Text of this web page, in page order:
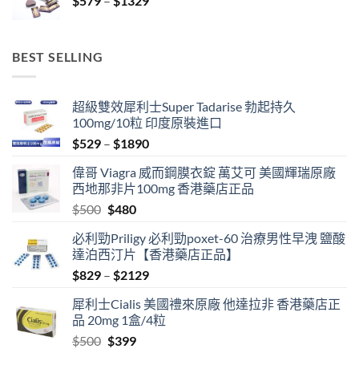
BEST SELLING
超級雙效犀利士Super Tadarise 勃起持久
100mg/10粒 印度原裝進口
$529 – $1890Price
$529
through
偉哥 Viagra 威而鋼膜衣錠 萬艾可 美國輝瑞原廠
西地那非片100mg 香港藥店正品
$500 Original
was:
$500.
$480Current
is:
$480.
必利勁Priligy 必利勁poxet-60 治療男性早洩 鹽酸
達泊西汀片【香港藥店正品】
$829 – $2129Price
$829
through
犀利士Cialis 美國禮來原廠 他達拉非 香港藥店正
品 20mg 1盒/4粒
$500 Original
$399Current